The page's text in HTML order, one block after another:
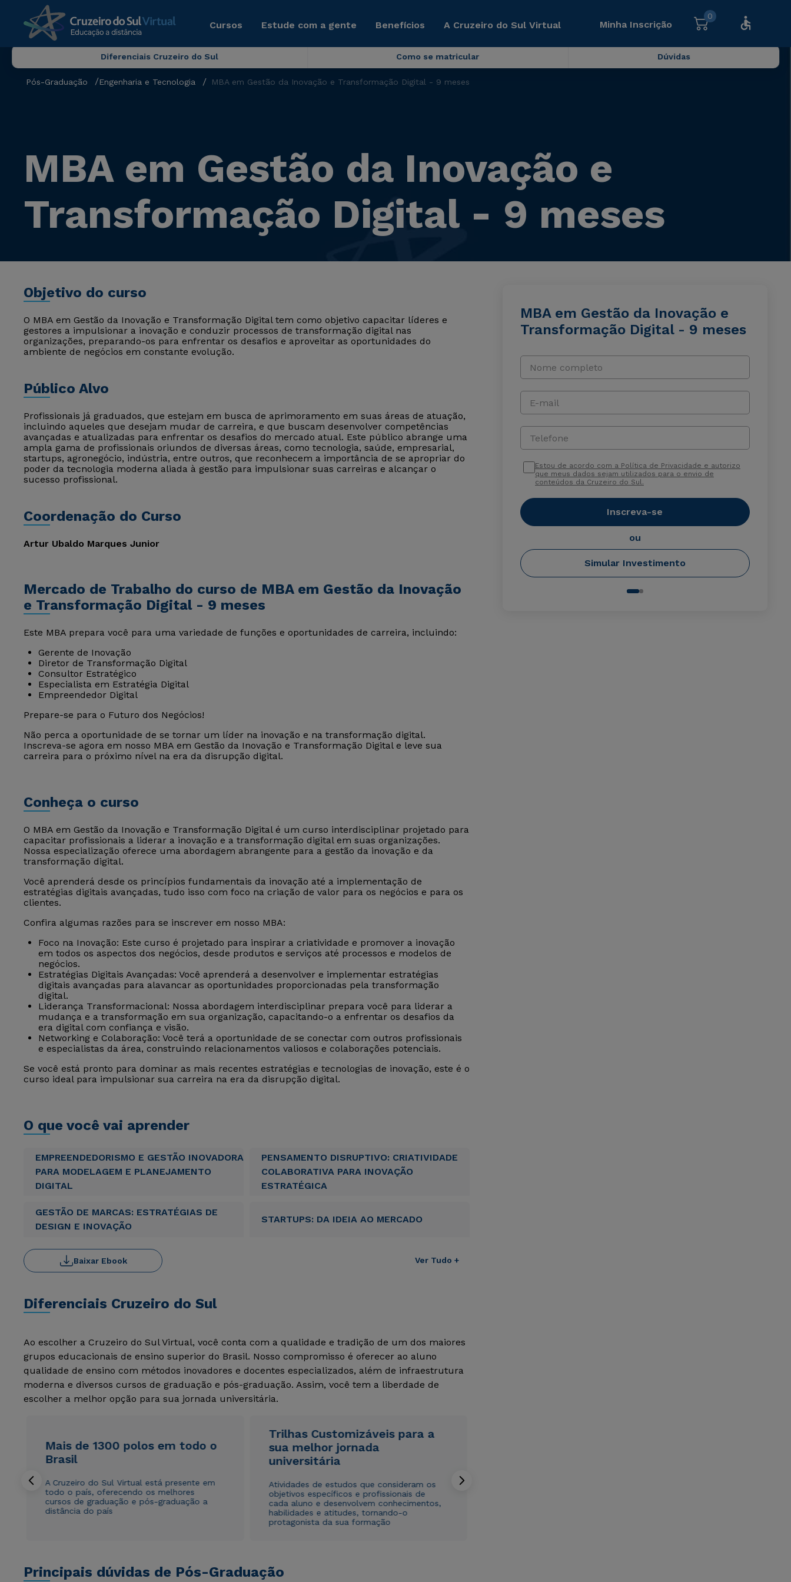
Cursos Estude com a gente Benefícios A Cruzeiro do Sul Virtual Minha Inscrição
0
Diferenciais Cruzeiro do Sul Como se matricular Dúvidas
Pós-Graduação Engenharia e Tecnologia MBA em Gestão da Inovação e Transformação Digital - 9 meses
MBA em Gestão da Inovação e
Transformação Digital - 9 meses
Objetivo do curso
O MBA em Gestão da Inovação e Transformação Digital tem como objetivo capacitar líderes e
gestores a impulsionar a inovação e conduzir processos de transformação digital nas
organizações, preparando-os para enfrentar os desafios e aproveitar as oportunidades do
ambiente de negócios em constante evolução.
Público Alvo
Profissionais já graduados, que estejam em busca de aprimoramento em suas áreas de atuação,
incluindo aqueles que desejam mudar de carreira, e que buscam desenvolver competências
avançadas e atualizadas para enfrentar os desafios do mercado atual. Este público abrange uma
ampla gama de profissionais oriundos de diversas áreas, como tecnologia, saúde, empresarial,
startups, agronegócio, indústria, entre outros, que reconhecem a importância de se apropriar do
poder da tecnologia moderna aliada à gestão para impulsionar suas carreiras e alcançar o
sucesso profissional.
Coordenação do Curso
Artur Ubaldo Marques Junior
Mercado de Trabalho do curso de MBA em Gestão da Inovação
e Transformação Digital - 9 meses
Este MBA prepara você para uma variedade de funções e oportunidades de carreira, incluindo:
Gerente de Inovação
Diretor de Transformação Digital
Consultor Estratégico
Especialista em Estratégia Digital
Empreendedor Digital
Prepare-se para o Futuro dos Negócios!
Não perca a oportunidade de se tornar um líder na inovação e na transformação digital.
Inscreva-se agora em nosso MBA em Gestão da Inovação e Transformação Digital e leve sua
carreira para o próximo nível na era da disrupção digital.
Conheça o curso
O MBA em Gestão da Inovação e Transformação Digital é um curso interdisciplinar projetado para
capacitar profissionais a liderar a inovação e a transformação digital em suas organizações.
Nossa especialização oferece uma abordagem abrangente para a gestão da inovação e da
transformação digital.
Você aprenderá desde os princípios fundamentais da inovação até a implementação de
estratégias digitais avançadas, tudo isso com foco na criação de valor para os negócios e para os
clientes.
Confira algumas razões para se inscrever em nosso MBA:
Foco na Inovação: Este curso é projetado para inspirar a criatividade e promover a inovação
em todos os aspectos dos negócios, desde produtos e serviços até processos e modelos de
negócios.
Estratégias Digitais Avançadas: Você aprenderá a desenvolver e implementar estratégias
digitais avançadas para alavancar as oportunidades proporcionadas pela transformação
digital.
Liderança Transformacional: Nossa abordagem interdisciplinar prepara você para liderar a
mudança e a transformação em sua organização, capacitando-o a enfrentar os desafios da
era digital com confiança e visão.
Networking e Colaboração: Você terá a oportunidade de se conectar com outros profissionais
e especialistas da área, construindo relacionamentos valiosos e colaborações potenciais.
Se você está pronto para dominar as mais recentes estratégias e tecnologias de inovação, este é o
curso ideal para impulsionar sua carreira na era da disrupção digital.
O que você vai aprender
EMPREENDEDORISMO E GESTÃO INOVADORA
PARA MODELAGEM E PLANEJAMENTO
DIGITAL
PENSAMENTO DISRUPTIVO: CRIATIVIDADE
COLABORATIVA PARA INOVAÇÃO
ESTRATÉGICA
GESTÃO DE MARCAS: ESTRATÉGIAS DE
DESIGN E INOVAÇÃO
STARTUPS: DA IDEIA AO MERCADO
Ver Tudo +
Baixar Ebook
Diferenciais Cruzeiro do Sul
Ao escolher a Cruzeiro do Sul Virtual, você conta com a qualidade e tradição de um dos maiores
grupos educacionais de ensino superior do Brasil. Nosso compromisso é oferecer ao aluno
qualidade de ensino com métodos inovadores e docentes especializados, além de infraestrutura
moderna e diversos cursos de graduação e pós-graduação. Assim, você tem a liberdade de
escolher a melhor opção para sua jornada universitária.
Mais de 1300 polos em todo o
Brasil
A Cruzeiro do Sul Virtual está presente em
todo o país, oferecendo os melhores
cursos de graduação e pós-graduação a
distância do país
Trilhas Customizáveis para a
sua melhor jornada
universitária
Atividades de estudos que consideram os
objetivos específicos e profissionais de
cada aluno e desenvolvem conhecimentos,
habilidades e atitudes, tornando-o
protagonista da sua formação
Principais dúvidas de Pós-Graduação
MBA em Gestão da Inovação e
Transformação Digital - 9 meses
Nome completo
E-mail
Telefone
Estou de acordo com a Política de Privacidade e autorizo
que meus dados sejam utilizados para o envio de
conteúdos da Cruzeiro do Sul.
Inscreva-se
ou
Simular Investimento
Estou de acordo com a Política de Privacidade.
autorizo que meus dados sejam utilizados para o
Estou de acordo com a Política de Privacidade.
autorizo que meus dados sejam utilizados para o